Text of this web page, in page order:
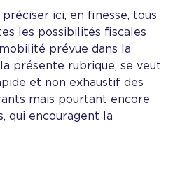
ici, en finesse, tous
les possibilités fiscales
prévue dans la
présente rubrique, se veut
et non exhaustif des
mais pourtant encore
qui encouragent la